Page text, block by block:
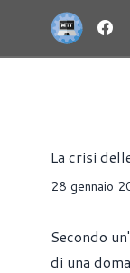
La crisi
28 gennaio
Secondo
di una